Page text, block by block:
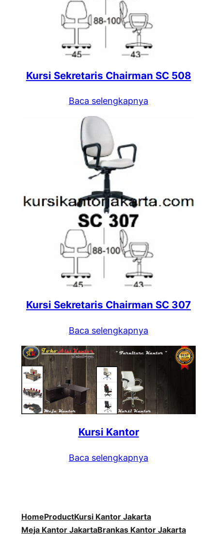
Kursi Sekretaris Chairman SC 508
Baca selengkapnya
Kursi Sekretaris Chairman SC 307
Baca selengkapnya
Kursi Kantor
Baca selengkapnya
HomeProductKursi Kantor Jakarta
Meja Kantor JakartaBrankas Kantor Jakarta